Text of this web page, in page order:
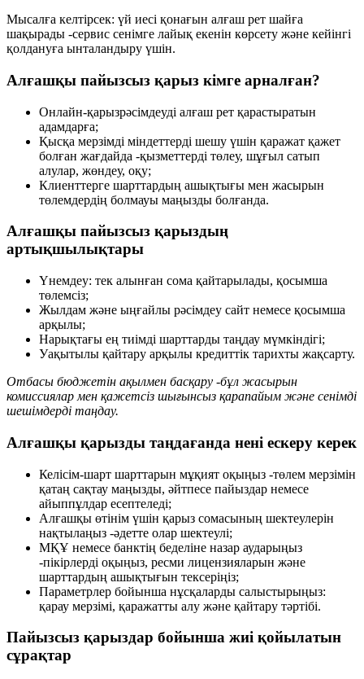
Мысалға келтірсек: үй иесі қонағын алғаш рет шайға
шақырады -сервис сенімге лайық екенін көрсету және кейінгі
қолдануға ынталандыру үшін.
Алғашқы пайызсыз қарыз кімге арналған?
Онлайн-қарызрәсімдеуді алғаш рет қарастыратын
адамдарға;
Қысқа мерзімді міндеттерді шешу үшін қаражат қажет
болған жағдайда -қызметтерді төлеу, шұғыл сатып
алулар, жөндеу, оқу;
Клиенттерге шарттардың ашықтығы мен жасырын
төлемдердің болмауы маңызды болғанда.
Алғашқы пайызсыз қарыздың
артықшылықтары
Үнемдеу: тек алынған сома қайтарылады, қосымша
төлемсіз;
Жылдам және ыңғайлы рәсімдеу сайт немесе қосымша
арқылы;
Нарықтағы ең тиімді шарттарды таңдау мүмкіндігі;
Уақытылы қайтару арқылы кредиттік тарихты жақсарту.
Отбасы бюджетін ақылмен басқару -бұл жасырын
комиссиялар мен қажетсіз шығынсыз қарапайым және сенімді
шешімдерді таңдау.
Алғашқы қарызды таңдағанда нені ескеру керек
Келісім-шарт шарттарын мұқият оқыңыз -төлем мерзімін
қатаң сақтау маңызды, әйтпесе пайыздар немесе
айыппұлдар есептеледі;
Алғашқы өтінім үшін қарыз сомасының шектеулерін
нақтылаңыз -әдетте олар шектеулі;
МҚҰ немесе банктің беделіне назар аударыңыз
-пікірлерді оқыңыз, ресми лицензияларын және
шарттардың ашықтығын тексеріңіз;
Параметрлер бойынша нұсқаларды салыстырыңыз:
қарау мерзімі, қаражатты алу және қайтару тәртібі.
Пайызсыз қарыздар бойынша жиі қойылатын
сұрақтар